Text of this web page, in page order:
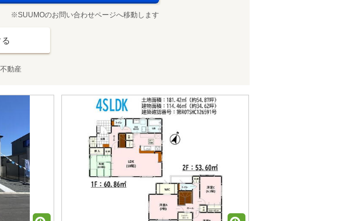
※SUUMOのお問い合わせページへ移動します
動産